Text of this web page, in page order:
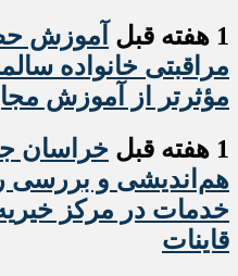
1 هفته قبل
آموزش
مراقبتی خانواده
مؤثرتر از آموزش
1 هفته قبل
خراسان
هم‌اندیشی و بررسی
خدمات در مرکز
قاینات